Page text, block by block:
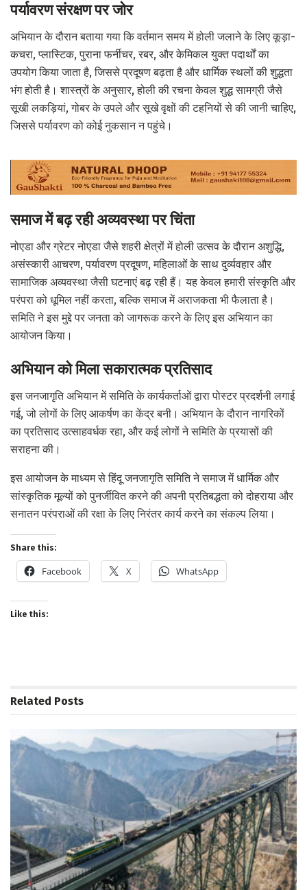
पर्यावरण संरक्षण पर जोर
अभियान के दौरान बताया गया कि वर्तमान समय में होली जलाने के लिए कूड़ा-
कचरा, प्लास्टिक, पुराना फर्नीचर, रबर, और केमिकल युक्त पदार्थों का
उपयोग किया जाता है, जिससे प्रदूषण बढ़ता है और धार्मिक स्थलों की शुद्धता
भंग होती है। शास्त्रों के अनुसार, होली की रचना केवल शुद्ध सामग्री जैसे
सूखी लकड़ियां, गोबर के उपले और सूखे वृक्षों की टहनियों से की जानी चाहिए,
जिससे पर्यावरण को कोई नुकसान न पहुंचे।
समाज में बढ़ रही अव्यवस्था पर चिंता
नोएडा और ग्रेटर नोएडा जैसे शहरी क्षेत्रों में होली उत्सव के दौरान अशुद्धि,
असंस्कारी आचरण, पर्यावरण प्रदूषण, महिलाओं के साथ दुर्व्यवहार और
सामाजिक अव्यवस्था जैसी घटनाएं बढ़ रही हैं। यह केवल हमारी संस्कृति और
परंपरा को धूमिल नहीं करता, बल्कि समाज में अराजकता भी फैलाता है।
समिति ने इस मुद्दे पर जनता को जागरूक करने के लिए इस अभियान का
आयोजन किया।
अभियान को मिला सकारात्मक प्रतिसाद
इस जनजागृति अभियान में समिति के कार्यकर्ताओं द्वारा पोस्टर प्रदर्शनी लगाई
गई, जो लोगों के लिए आकर्षण का केंद्र बनी। अभियान के दौरान नागरिकों
का प्रतिसाद उत्साहवर्धक रहा, और कई लोगों ने समिति के प्रयासों की
सराहना की।
इस आयोजन के माध्यम से हिंदू जनजागृति समिति ने समाज में धार्मिक और
सांस्कृतिक मूल्यों को पुनर्जीवित करने की अपनी प्रतिबद्धता को दोहराया और
सनातन परंपराओं की रक्षा के लिए निरंतर कार्य करने का संकल्प लिया।
Share this:
Facebook X WhatsApp
Like this:
Related Posts